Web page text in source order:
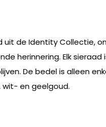
de Identity Collectie,
herinnering. Elk
De bedel is alleen
wit- en geelgoud.